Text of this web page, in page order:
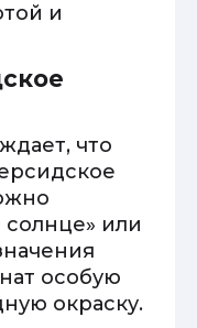
и
что
солнце» или
особую
окраску.